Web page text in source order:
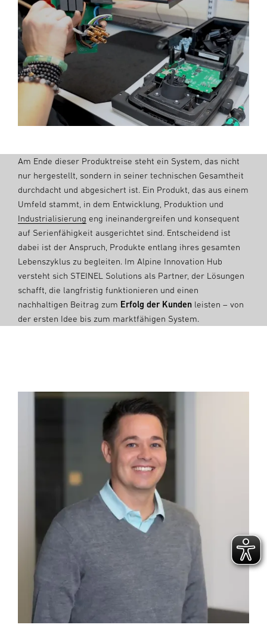
Am Ende dieser Produktreise steht ein System, das nicht
nur hergestellt, sondern in seiner technischen Gesamtheit
durchdacht und abgesichert ist. Ein Produkt, das aus einem
Umfeld stammt, in dem Entwicklung, Produktion und
Industrialisierung eng ineinandergreifen und konsequent
auf Serienfähigkeit ausgerichtet sind. Entscheidend ist
dabei ist der Anspruch, Produkte entlang ihres gesamten
Lebenszyklus zu begleiten. Im Alpine Innovation Hub
versteht sich STEINEL Solutions als Partner, der Lösungen
schafft, die langfristig funktionieren und einen
nachhaltigen Beitrag zum Erfolg der Kunden leisten – von
der ersten Idee bis zum marktfähigen System.